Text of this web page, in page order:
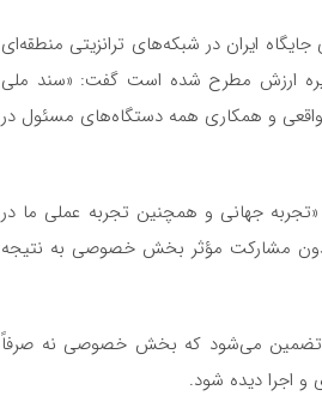
جایگاه ایران در شبکه‌های ترانزیتی منطقه‌ای
ارزش مطرح شده است گفت: «سند ملی
و همکاری همه دستگاه‌های مسئول در
جهانی و همچنین تجربه عملی ما در
بدون مشارکت مؤثر بخش خصوصی به نتیجه
تضمین می‌شود که بخش خصوصی نه صرفاً
و اجرا دیده شود.